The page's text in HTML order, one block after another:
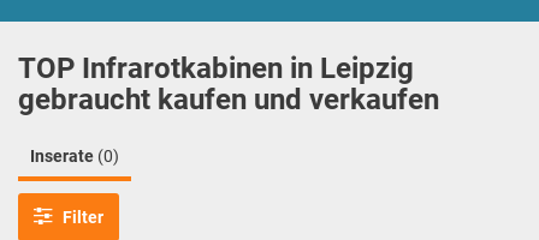
TOP Infrarotkabinen in Leipzig
gebraucht kaufen und verkaufen
Inserate (0)
Filter